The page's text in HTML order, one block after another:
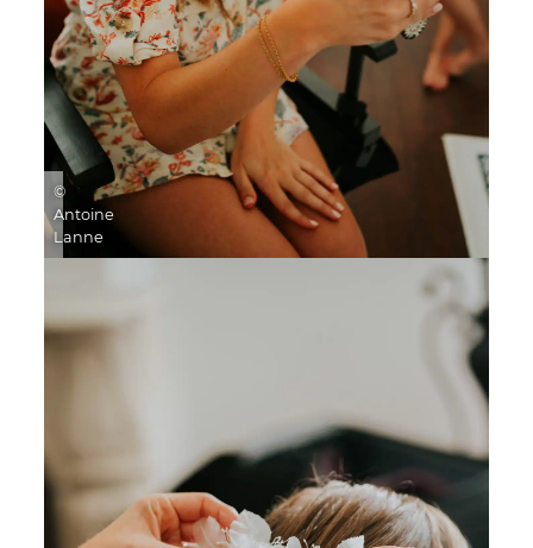
©
Antoine
Lanne